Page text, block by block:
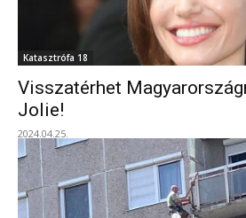
Katasztrófa 18
Visszatérhet
Jolie!
2024.04.25.